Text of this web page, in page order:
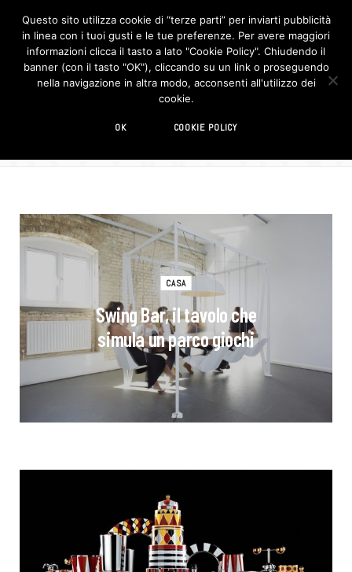
F
c
e
b
o
I
n
s
t
divertimento
CASA
Swing Bar, il tavolo che
simula un parco giochi
Questo sito utilizza cookie di “terze parti” per inviarti pubblicità
in linea con i tuoi gusti e le tue preferenze. Per avere maggiori
informazioni clicca il tasto a lato "Cookie Policy". Chiudendo il
banner (con il tasto "OK"), cliccando su un link o proseguendo
nella navigazione in altra modo, acconsenti all'utilizzo dei
cookie.
OK COOKIE POLICY